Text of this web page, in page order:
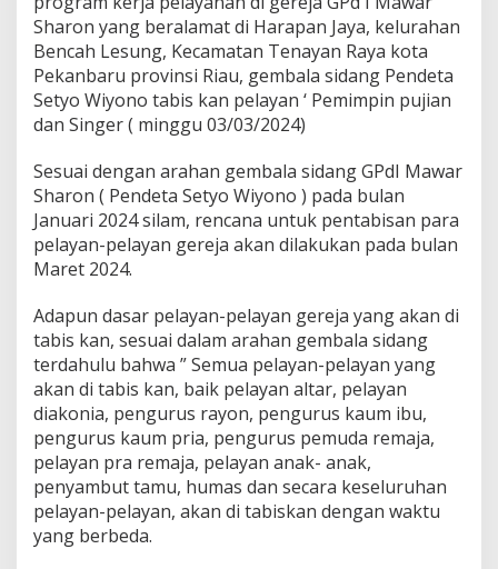
a
S
e
t
y
o
i
y
o
n
o
i
s
k
a
P
e
l
a
y
a
Sharon yang beralamat di Harapan Jaya, kelurahan
Bencah Lesung, Kecamatan Tenayan Raya kota
Pekanbaru provinsi Riau, gembala sidang Pendeta
Setyo Wiyono tabis kan pelayan ‘ Pemimpin pujian
dan Singer ( minggu 03/03/2024)
Sesuai dengan arahan gembala sidang GPdI Mawar
Sharon ( Pendeta Setyo Wiyono ) pada bulan
Januari 2024 silam, rencana untuk pentabisan para
pelayan-pelayan gereja akan dilakukan pada bulan
Maret 2024.
Adapun dasar pelayan-pelayan gereja yang akan di
tabis kan, sesuai dalam arahan gembala sidang
terdahulu bahwa ” Semua pelayan-pelayan yang
akan di tabis kan, baik pelayan altar, pelayan
diakonia, pengurus rayon, pengurus kaum ibu,
pengurus kaum pria, pengurus pemuda remaja,
pelayan pra remaja, pelayan anak- anak,
penyambut tamu, humas dan secara keseluruhan
pelayan-pelayan, akan di tabiskan dengan waktu
yang berbeda.